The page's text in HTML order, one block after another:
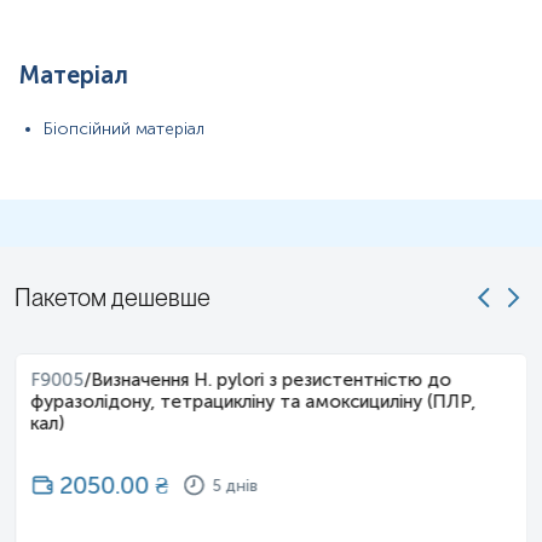
Матеріал
Біопсійний матеріал
Пакетом дешевше
F9005/Визначення H. pylori з резистентністю до
фуразолідону, тетрацикліну та амоксициліну (ПЛР,
кал)
2050.00₴ 5 днів